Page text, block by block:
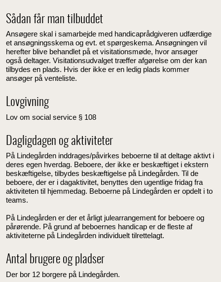
Sådan får man tilbuddet
Ansøgere skal i samarbejde med handicaprådgiveren udfærdige
et ansøgningsskema og evt. et spørgeskema. Ansøgningen vil
herefter blive behandlet på et visitationsmøde, hvor ansøger
også deltager. Visitationsudvalget træffer afgørelse om der kan
tilbydes en plads. Hvis der ikke er en ledig plads kommer
ansøger på venteliste.
Lovgivning
Lov om social service § 108
Dagligdagen og aktiviteter
På Lindegården inddrages/påvirkes beboerne til at deltage aktivt i
deres egen hverdag. Beboere, der ikke er beskæftiget i ekstern
beskæftigelse, tilbydes beskæftigelse på Lindegården. Til de
beboere, der er i dagaktivitet, benyttes den ugentlige fridag fra
aktiviteten til hjemmedag. Beboerne på Lindegården er opdelt i to
teams.
På Lindegården er der et årligt julearrangement for beboere og
pårørende. På grund af beboernes handicap er de fleste af
aktiviteterne på Lindegården individuelt tilrettelagt.
Antal brugere og pladser
Der bor 12 borgere på Lindegården.